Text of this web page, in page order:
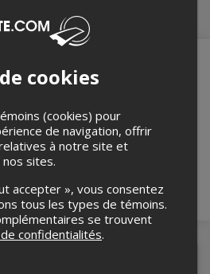
ci-bas.
cookies
(cookies) pour
de navigation, offrir
à notre site et
sites.
accepter », vous consentez
tous les types de témoins.
se trouvent
confidentialités.